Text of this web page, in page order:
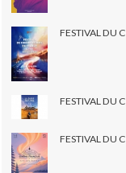
FESTIVAL DU
FESTIVAL DU
FESTIVAL DU